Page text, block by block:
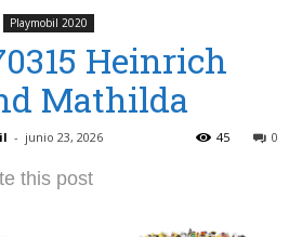
Playmobil 2020
Heinrich
Mathilda
- junio 23, 2026 0
45
this post